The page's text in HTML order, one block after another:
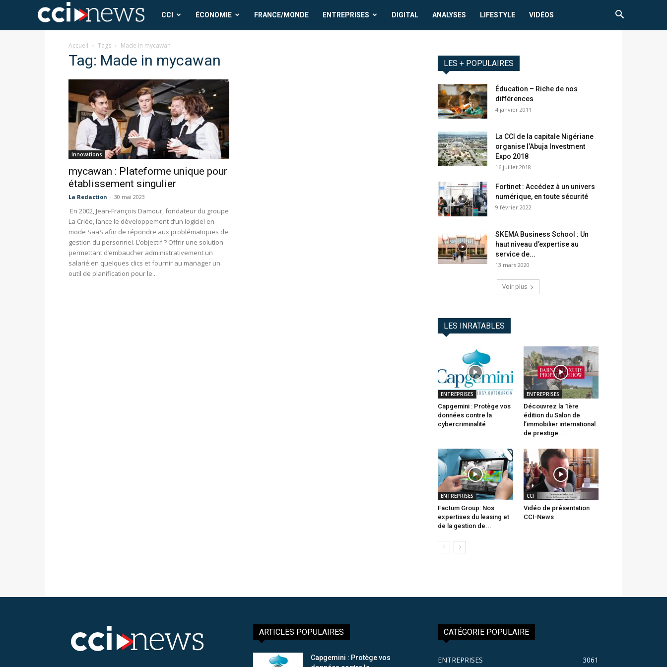
CCI
News
CCI ÉCONOMIE FRANCE/MONDE ENTREPRISES DIGITAL ANALYSES LIFESTYLE VIDÉOS
Accueil Tags Made in mycawan
Tag: Made in mycawan
Innovations
mycawan : Plateforme unique pour
établissement singulier
La Redaction - 30 mai 2023
En 2002, Jean-François Damour, fondateur du groupe
La Criée, lance le développement d’un logiciel en
mode SaaS afin de répondre aux problématiques de
gestion du personnel. L’objectif ? Offrir une solution
permettant d’embaucher administrativement un
salarié en quelques clics et fournir au manager un
outil de planification pour le...
LES + POPULAIRES
Éducation – Riche de nos
différences
4 janvier 2011
La CCI de la capitale Nigériane
organise l’Abuja Investment
Expo 2018
16 juillet 2018
Fortinet : Accédez à un univers
numérique, en toute sécurité
9 février 2022
SKEMA Business School : Un
haut niveau d’expertise au
service de...
13 mars 2020
Voir plus
LES INRATABLES
ENTREPRISES
Capgemini : Protège vos
données contre la
cybercriminalité
ENTREPRISES
Découvrez la 1ère
édition du Salon de
l’immobilier international
de prestige...
ENTREPRISES
Factum Group: Nos
expertises du leasing et
de la gestion de...
CCI
Vidéo de présentation
CCI-News
ARTICLES POPULAIRES
Capgemini : Protège vos
CATÉGORIE POPULAIRE
ENTREPRISES 3061